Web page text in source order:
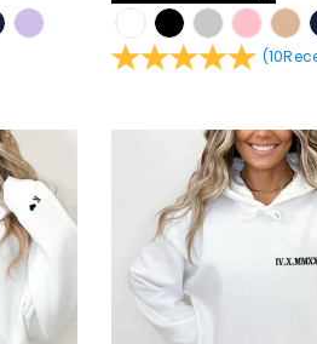
(10